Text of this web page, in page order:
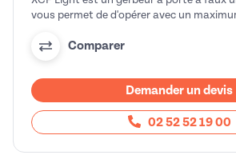
vous permet de d'opérer avec un
Comparer
Demander un devis
02 52 52 19 00